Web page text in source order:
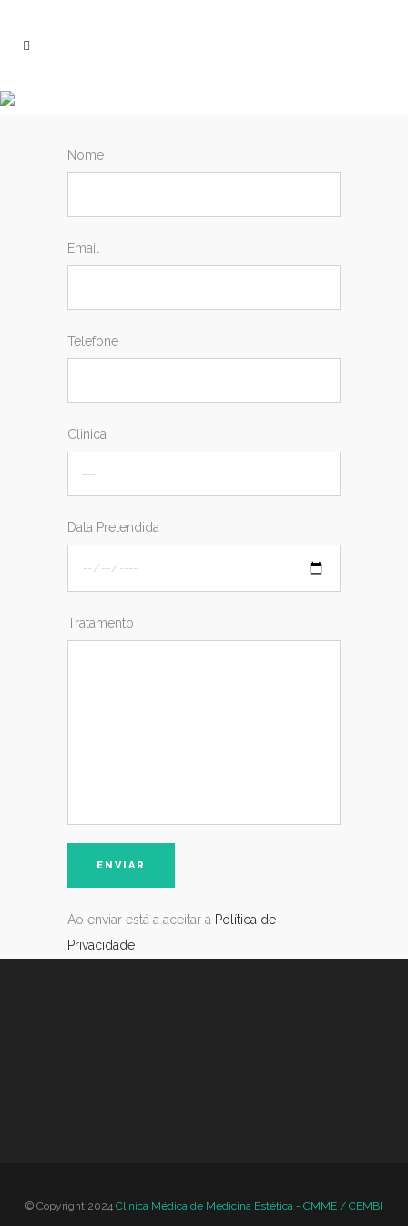
Nome
Email
Telefone
Clinica
Data Pretendida
Tratamento
Ao enviar está a aceitar a Política de
Privacidade
© Copyright 2024 Clinica Médica de Medicina Estética - CMME / CEMBI